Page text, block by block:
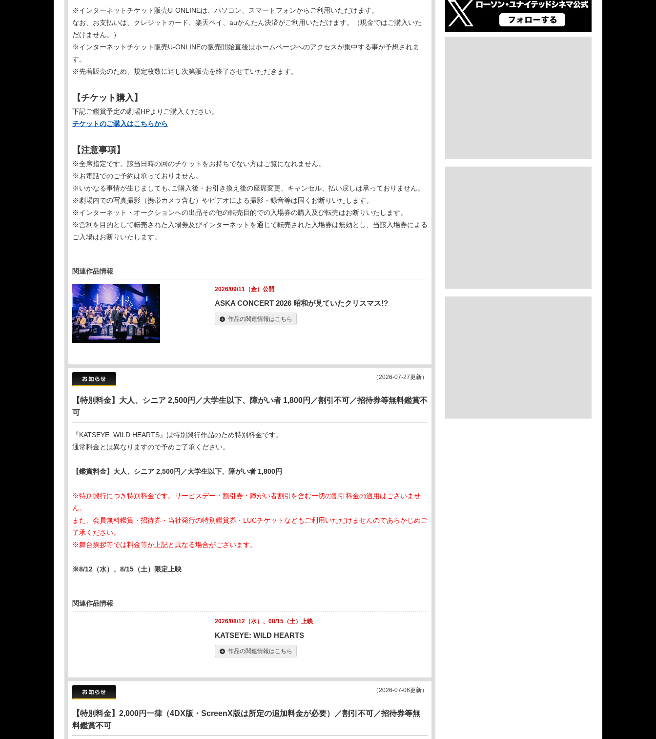
※インターネットチケット販売U-ONLINEは、パソコン、スマートフォンからご利用いただけます。
なお、お支払いは、クレジットカード、楽天ペイ、auかんたん決済がご利用いただけます。（現金ではご購入いた
だけません。）
※インターネットチケット販売U-ONLINEの販売開始直後はホームページへのアクセスが集中する事が予想されま
す。
※先着販売のため、規定枚数に達し次第販売を終了させていただきます。
【チケット購入】
下記ご鑑賞予定の劇場HPよりご購入ください。
チケットのご購入はこちらから
【注意事項】
※全席指定です。該当日時の回のチケットをお持ちでない方はご覧になれません。
※お電話でのご予約は承っておりません。
※いかなる事情が生じましても､ご購入後・お引き換え後の座席変更、キャンセル、払い戻しは承っておりません。
※劇場内での写真撮影（携帯カメラ含む）やビデオによる撮影・録音等は固くお断りいたします。
※インターネット・オークションへの出品その他の転売目的での入場券の購入及び転売はお断りいたします。
※営利を目的として転売された入場券及びインターネットを通じて転売された入場券は無効とし、当該入場券による
ご入場はお断りいたします。
関連作品情報
2026/09/11（金）公開
ASKA CONCERT 2026 昭和が見ていたクリスマス!?
作品の関連情報はこちら
（2026-07-27更新）
【特別料金】大人、シニア 2,500円／大学生以下、障がい者 1,800円／割引不可／招待券等無料鑑賞不
可
『KATSEYE: WILD HEARTS』は特別興行作品のため特別料金です。
通常料金とは異なりますので予めご了承ください。
【鑑賞料金】大人、シニア 2,500円／大学生以下、障がい者 1,800円
※特別興行につき特別料金です。サービスデー・割引券・障がい者割引を含む一切の割引料金の適用はございませ
ん。
また、会員無料鑑賞・招待券・当社発行の特別鑑賞券・LUCチケットなどもご利用いただけませんのであらかじめご
了承ください。
※舞台挨拶等では料金等が上記と異なる場合がございます。
※8/12（水）、8/15（土）限定上映
関連作品情報
2026/08/12（水）、08/15（土）上映
KATSEYE: WILD HEARTS
作品の関連情報はこちら
（2026-07-06更新）
【特別料金】2,000円一律（4DX版・ScreenX版は所定の追加料金が必要）／割引不可／招待券等無
料鑑賞不可